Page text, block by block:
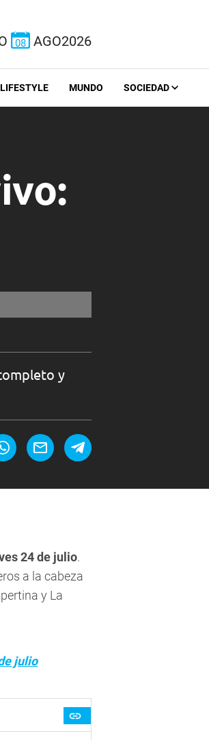
08 AGO2026
LIFESTYLE MUNDO SOCIEDAD
y
24 de julio.
a la cabeza
y La
julio